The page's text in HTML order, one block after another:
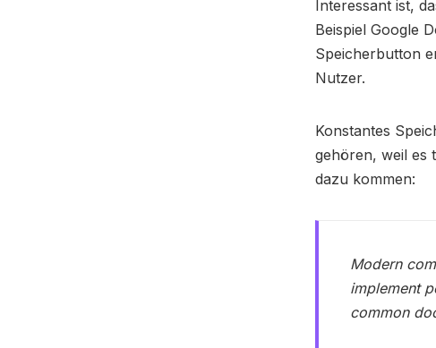
Interessant ist,
Beispiel Google
Speicherbutton
Nutzer.
Konstantes
gehören, weil es
dazu kommen:
Modern
implement
common